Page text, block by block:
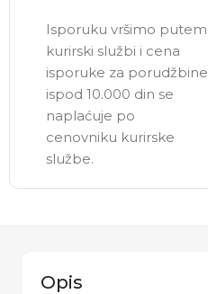
Isporuku vršimo putem
kurirski službi i cena
isporuke za porudžbine
ispod 10.000 din se
naplaćuje po
cenovniku kurirske
službe.
Opis